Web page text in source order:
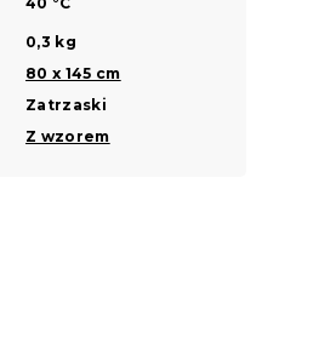
0,3 kg
80 x 145 cm
Zatrzaski
Z wzorem